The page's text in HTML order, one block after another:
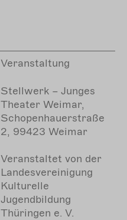
Veranstaltung
Stellwerk – Junges
Theater Weimar,
Schopenhauerstraße
2, 99423 Weimar
Veranstaltet von der
Landesvereinigung
Kulturelle
Jugendbildung
Thüringen e. V.